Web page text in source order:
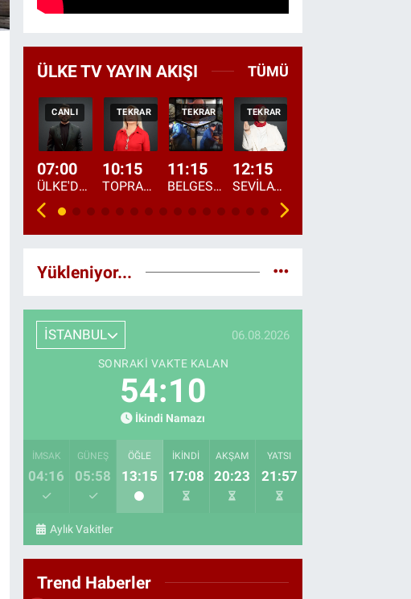
ÜLKE TV YAYIN AKIŞI TÜMÜ
CANLI
07:00
ÜLKE'DE BU SABAH
TEKRAR
10:15
TOPRAKTAN SOFRAYA
TEKRAR
11:15
BELGESEL: "ÜLKE'NİN ALIN TERİ"
TEKRAR
12:15
SEVİLAY SUNGUR İLE ELİMİN BEREKETİ
Yükleniyor...
İSTANBUL 06.08.2026
SONRAKI VAKTE KALAN
54:09
İkindi Namazı
İMSAK
04:16
GÜNEŞ
05:58
ÖĞLE
13:15
İKINDI
17:08
AKŞAM
20:23
YATSI
21:57
Aylık Vakitler
Trend Haberler